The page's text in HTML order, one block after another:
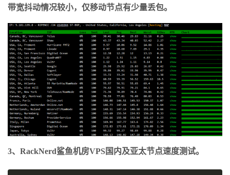
带宽抖动情况较小，仅移动节点有少量丢包。
3、RackNerd鲨鱼机房VPS国内及亚太节点速度测试。